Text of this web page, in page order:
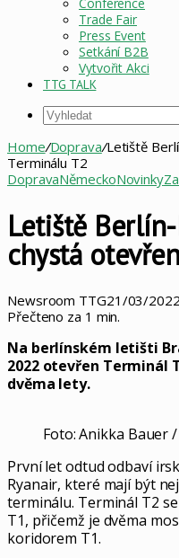
Trade Fair
Press Event
Setkání B2B
Vytvořit Akci
TTG TALK
Home/Doprava/Letiště
Terminálu T2
DopravaNěmeckoNovinky
Letiště
chystá
Newsroom TTG21/03/2022
Přečteno za 1 min.
Na berlínském letišti
2022 otevřen Terminál
dvěma lety.
Foto: Anikka Bauer
První let odtud odbaví
Ryanair, které mají být
terminálu. Terminál T2
T1, přičemž je dvěma
koridorem T1.